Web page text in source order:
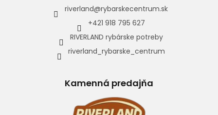
riverland@rybarskecentrum.sk
+421 918 795 627
RIVERLAND rybárske potreby
riverland_rybarske_centrum
Kamenná predajňa